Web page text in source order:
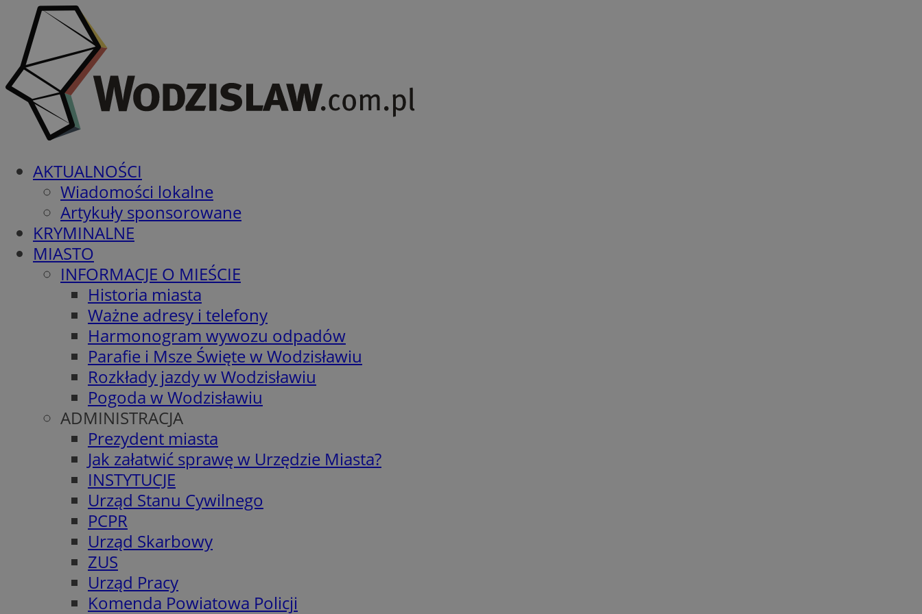
AKTUALNOŚCI
Wiadomości lokalne
Artykuły sponsorowane
KRYMINALNE
MIASTO
INFORMACJE O MIEŚCIE
Historia miasta
Ważne adresy i telefony
Harmonogram wywozu odpadów
Parafie i Msze Święte w Wodzisławiu
Rozkłady jazdy w Wodzisławiu
Pogoda w Wodzisławiu
ADMINISTRACJA
Prezydent miasta
Jak załatwić sprawę w Urzędzie Miasta?
INSTYTUCJE
Urząd Stanu Cywilnego
PCPR
Urząd Skarbowy
ZUS
Urząd Pracy
Komenda Powiatowa Policji